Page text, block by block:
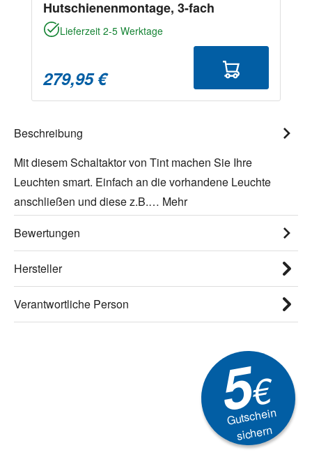
Hutschienenmontage, 3-fach
Lieferzeit 2-5 Werktage
279,95 €
Beschreibung
Mit diesem Schaltaktor von Tint machen Sie Ihre
Leuchten smart. Einfach an die vorhandene Leuchte
anschließen und diese z.B.… Mehr
Bewertungen
Hersteller
Verantwortliche Person
5€
Gutschein
sichern